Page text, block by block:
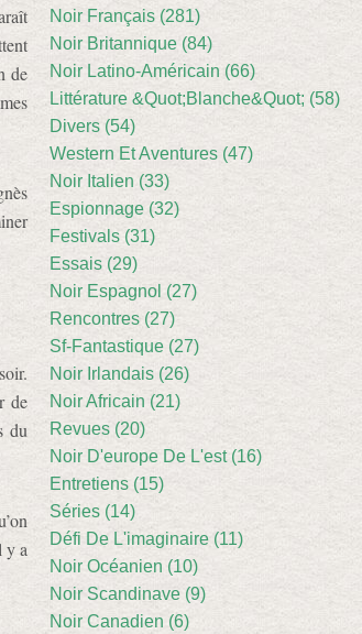
de
de
du
y a
Noir Français (281)
Noir Britannique (84)
Noir Latino-Américain (66)
Littérature &Quot;Blanche&Quot; (58)
Divers (54)
Western Et Aventures (47)
Noir Italien (33)
Espionnage (32)
Festivals (31)
Essais (29)
Noir Espagnol (27)
Rencontres (27)
Sf-Fantastique (27)
Noir Irlandais (26)
Noir Africain (21)
Revues (20)
Noir D'europe De L'est (16)
Entretiens (15)
Séries (14)
Défi De L'imaginaire (11)
Noir Océanien (10)
Noir Scandinave (9)
Noir Canadien (6)